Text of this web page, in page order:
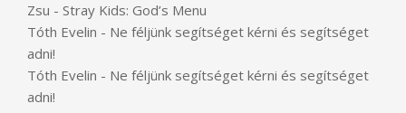
Zsu - Stray Kids: God’s Menu
Tóth Evelin - Ne féljünk segítséget kérni és segítséget
adni!
Tóth Evelin - Ne féljünk segítséget kérni és segítséget
adni!